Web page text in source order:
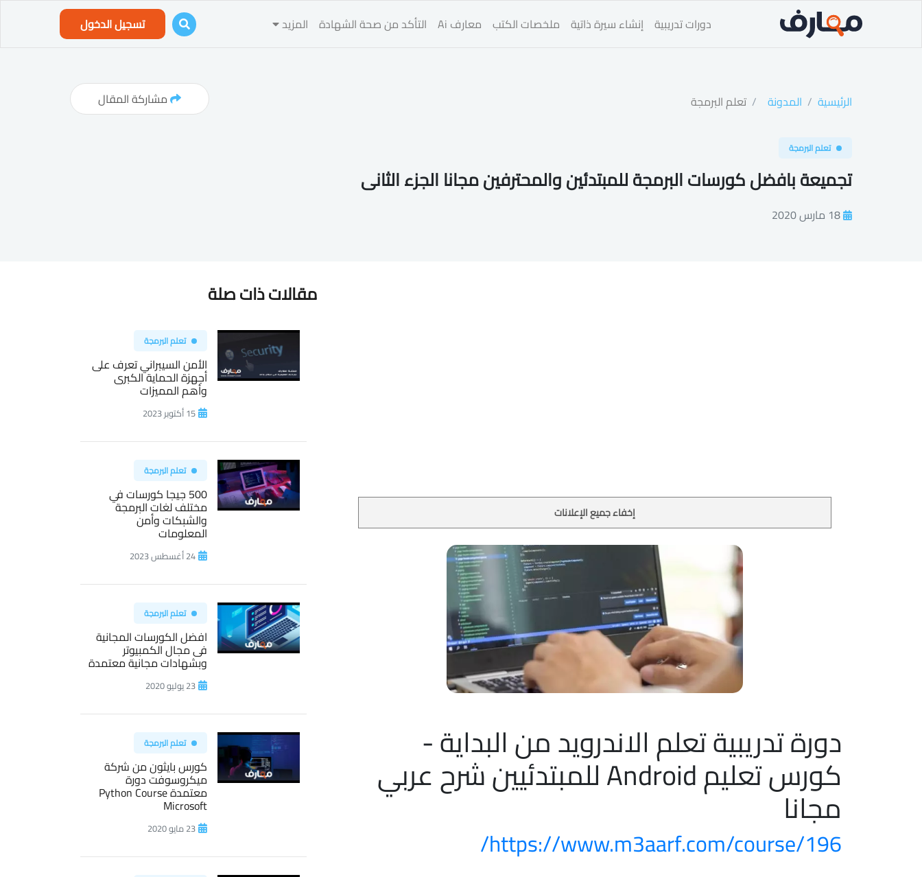
دورات تدريبية إنشاء سيرة ذاتية ملخصات الكتب معارف Ai التأكد من صحة الشهادة المزيد تسجيل الدخول
الرئيسية المدونة تعلم البرمجة مشاركة المقال
تعلم البرمجة
تجميعة بافضل كورسات البرمجة للمبتدئين والمحترفين مجانا الجزء الثانى
18 مارس 2020
إخفاء جميع الإعلانات
دورة تدريبية تعلم الاندرويد من البداية -
كورس تعليم Android للمبتدئيين شرح عربي
مجانا
https://www.m3aarf.com/course/196/
مقالات ذات صلة
تعلم البرمجة
الأمن السيبراني تعرف على
أجهزة الحماية الكبرى
وأهم المميزات
15 أكتوبر 2023
تعلم البرمجة
500 جيجا كورسات في
مختلف لغات البرمجة
والشبكات وأمن
المعلومات
24 أغسطس 2023
تعلم البرمجة
افضل الكورسات المجانية
فى مجال الكمبيوتر
وبشهادات مجانية معتمدة
23 يوليو 2020
تعلم البرمجة
كورس بايثون من شركة
ميكروسوفت دورة
معتمدة Python Course
Microsoft
23 مايو 2020